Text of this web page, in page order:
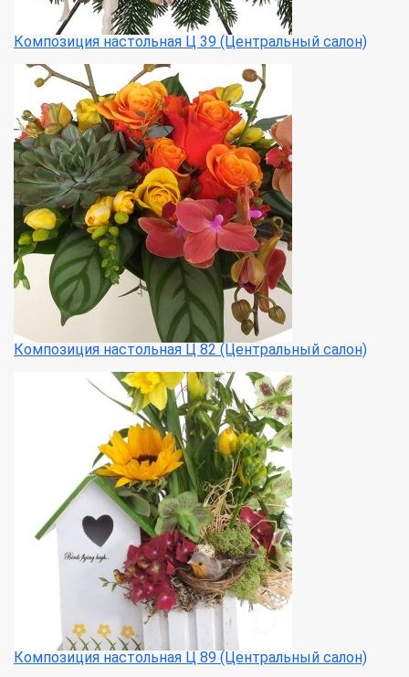
Композиция настольная Ц 39 (Центральный салон)
Композиция настольная Ц 82 (Центральный салон)
Композиция настольная Ц 89 (Центральный салон)